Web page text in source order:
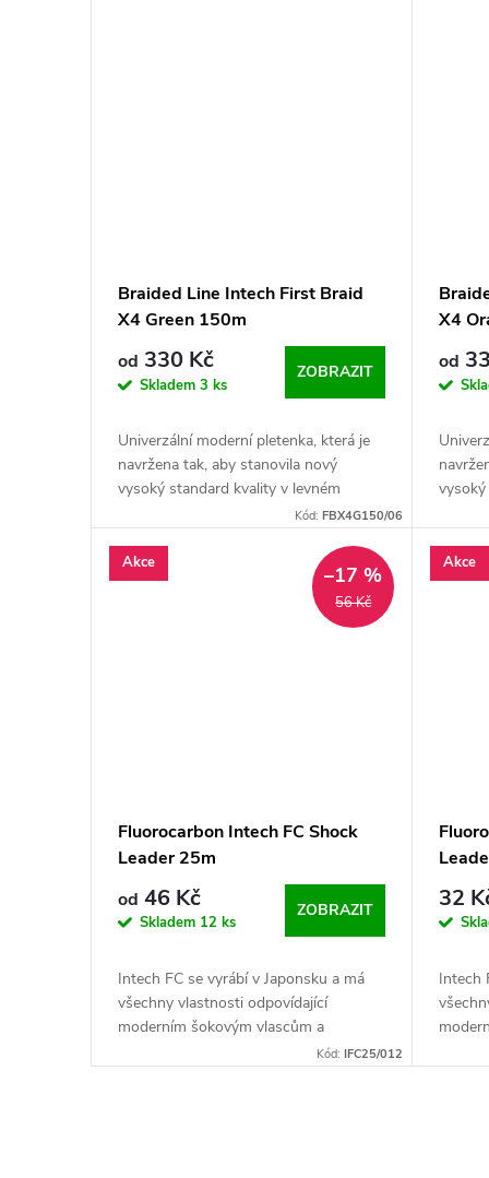
Braided Line Intech First Braid
X4 Green 150m
od 330 Kč
Skladem 3 ks
ZOBRAZIT
Univerzální moderní pletenka, která je
navržena tak, aby stanovila nový
vysoký standard kvality v levném
segmentu rybářských pletenek.
Kód:FBX4G150/06
X4
od
Akce
56 Kč
–17 %
Fluorocarbon Intech FC Shock
Leader 25m
od 46 Kč
Skladem 12 ks
ZOBRAZIT
Intech FC se vyrábí v Japonsku a má
všechny vlastnosti odpovídající
moderním šokovým vlascům a
Kód:IFC25/012
Akce
32
Intech